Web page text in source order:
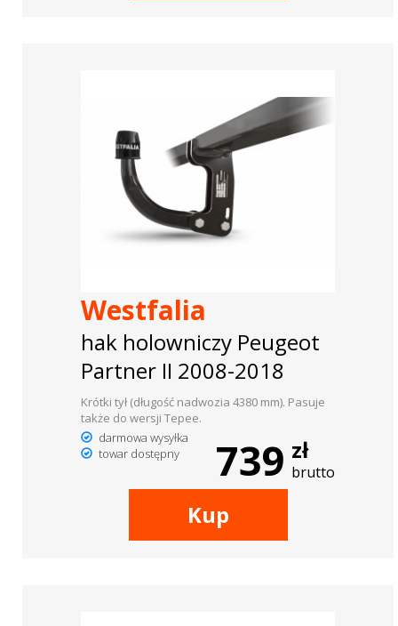
Westfalia
hak holowniczy Peugeot
Partner II 2008-2018
Krótki tył (długość nadwozia 4380 mm). Pasuje
także do wersji Tepee.
darmowa wysyłka
towar dostępny
739 zł
brutto
Kup